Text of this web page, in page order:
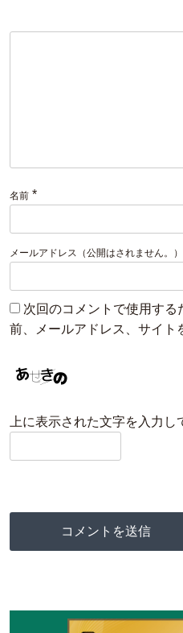
名前 *
メールアドレス（公開はされません。）
次回のコメントで使用する
前、メールアドレス、サイト
上に表示された文字を入力し